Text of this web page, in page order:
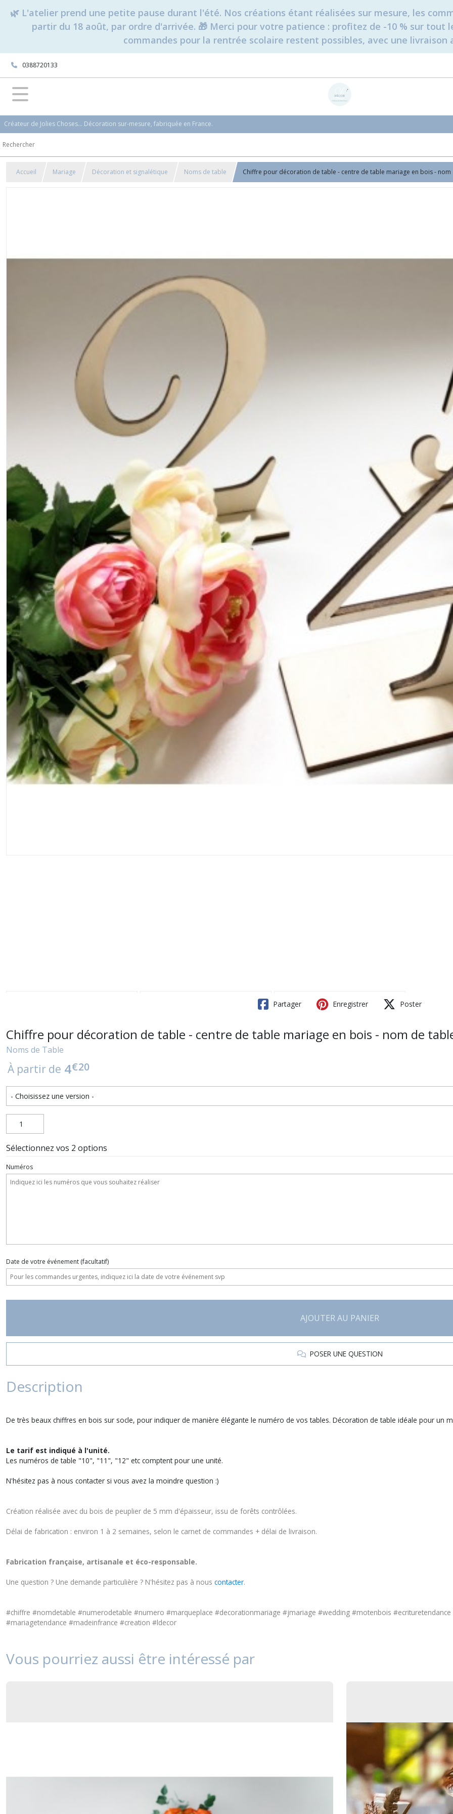
🌿 L'atelier prend une petite pause durant l'été. Nos créations étant réalisées sur mesure, les
partir du 18 août, par ordre d'arrivée. 🎁 Merci pour votre patience : profitez de -10 % sur tout le
commandes pour la rentrée scolaire restent possibles, avec une livraison
0388720133
Créateur de Jolies Choses... Décoration sur-mesure, fabriquée en France.
Accueil Mariage Décoration et signalétique Noms de table Chiffre pour décoration de table - centre de table mariage en bois - nom
Partager Enregistrer Poster
Chiffre pour décoration de table - centre de table mariage en bois - nom de
Noms de Table
À partir de 4€20
Sélectionnez vos 2 options
Numéros
Date de votre événement (facultatif)
AJOUTER AU PANIER
POSER UNE QUESTION
Description
De très beaux chiffres en bois sur socle, pour indiquer de manière élégante le numéro de vos tables. Décoration de table idéale pour un
Le tarif est indiqué à l'unité.
Les numéros de table "10", "11", "12" etc comptent pour une unité.
N'hésitez pas à nous contacter si vous avez la moindre question :)
Création réalisée avec du bois de peuplier de 5 mm d'épaisseur, issu de forêts contrôlées.
Délai de fabrication : environ 1 à 2 semaines, selon le carnet de commandes + délai de livraison.
Fabrication française, artisanale et éco-responsable.
Une question ? Une demande particulière ? N'hésitez pas à nous contacter.
#chiffre #nomdetable #numerodetable #numero #marqueplace #decorationmariage #jmariage #wedding #motenbois
#mariagetendance #madeinfrance #creation #ldecor
Vous pourriez aussi être intéressé par